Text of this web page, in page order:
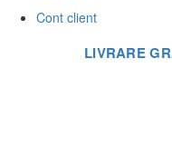
Cont client
LIVRARE